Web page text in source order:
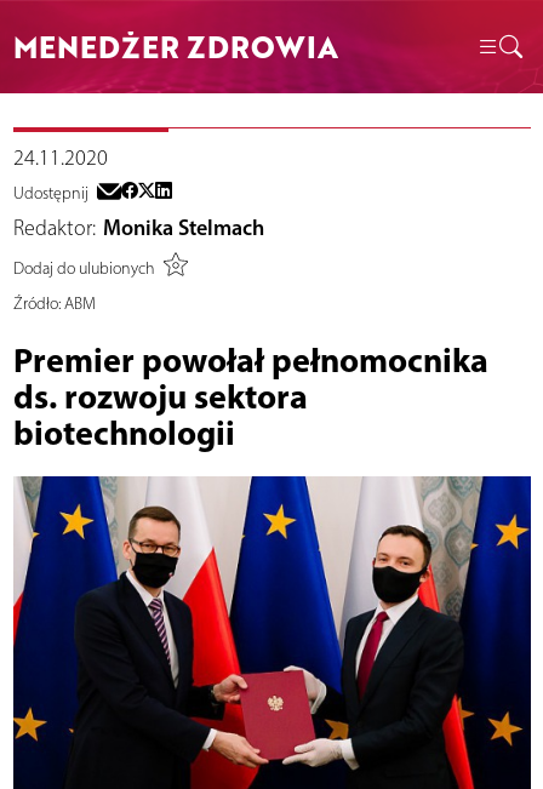
MENEDŻER ZDROWIA
24.11.2020
Udostępnij
Redaktor: Monika Stelmach
Dodaj do ulubionych
Źródło:ABM
Premier powołał pełnomocnika
ds. rozwoju sektora
biotechnologii